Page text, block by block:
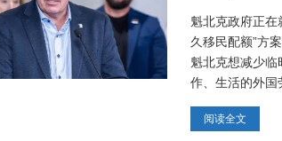
魁北克政府正
久移民配额”方
魁北克想减少
作、生活的外国
阅读全文